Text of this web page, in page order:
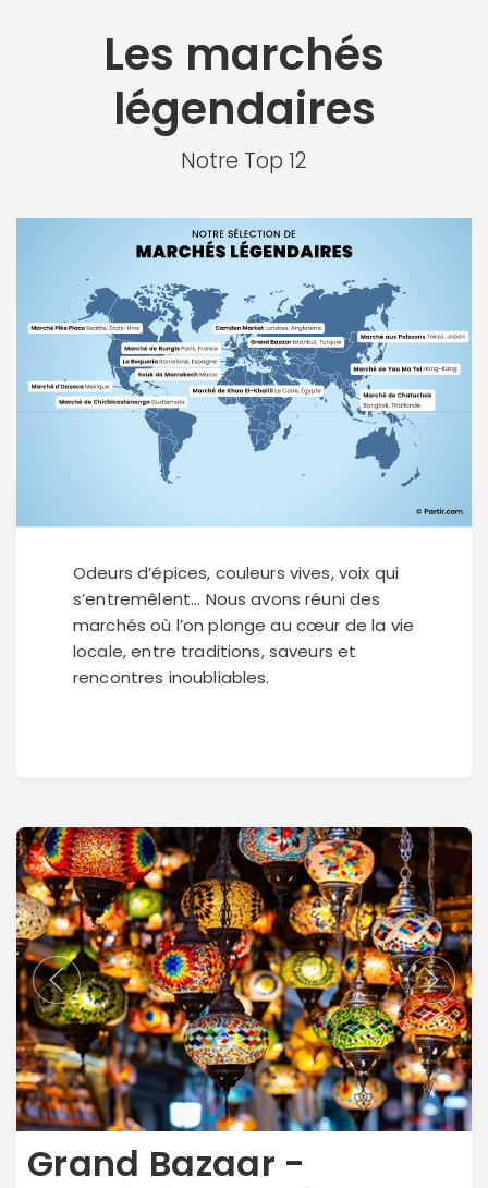
Les marchés
légendaires
Notre Top 12
Odeurs d’épices, couleurs vives, voix qui
s’entremêlent... Nous avons réuni des
marchés où l’on plonge au cœur de la vie
locale, entre traditions, saveurs et
rencontres inoubliables.
Grand Bazaar -